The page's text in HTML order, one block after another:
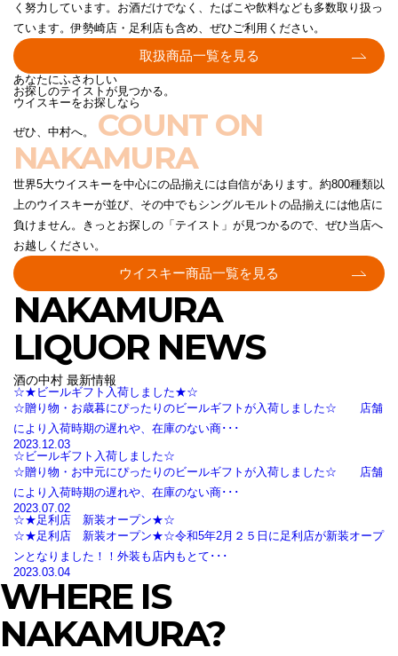
く努力しています。お酒だけでなく、たばこや飲料なども多数取り扱っ
ています。伊勢崎店・足利店も含め、ぜひご利用ください。
取扱商品一覧を見る
あなたにふさわしい
お探しのテイストが見つかる。
ウイスキーをお探しなら
ぜひ、中村へ。 COUNT ON
NAKAMURA
世界5大ウイスキーを中心にの品揃えには自信があります。約800種類以
上のウイスキーが並び、その中でもシングルモルトの品揃えには他店に
負けません。きっとお探しの「テイスト」が見つかるので、ぜひ当店へ
お越しください。
ウイスキー商品一覧を見る
NAKAMURA
LIQUOR NEWS
酒の中村 最新情報
☆★ビールギフト入荷しました★☆
☆贈り物・お歳暮にぴったりのビールギフトが入荷しました☆ 店舗
により入荷時期の遅れや、在庫のない商･･･
2023.12.03
☆ビールギフト入荷しました☆
☆贈り物・お中元にぴったりのビールギフトが入荷しました☆ 店舗
により入荷時期の遅れや、在庫のない商･･･
2023.07.02
☆★足利店 新装オープン★☆
☆★足利店 新装オープン★☆令和5年2月２５日に足利店が新装オープ
ンとなりました！！外装も店内もとて･･･
2023.03.04
WHERE IS
NAKAMURA?